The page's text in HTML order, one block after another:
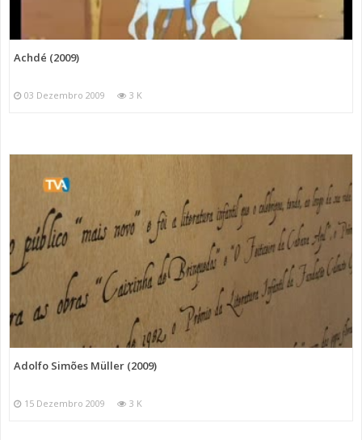
Achdé (2009)
03 Dezembro 2009 3 K
Adolfo Simões Müller (2009)
15 Dezembro 2009 3 K